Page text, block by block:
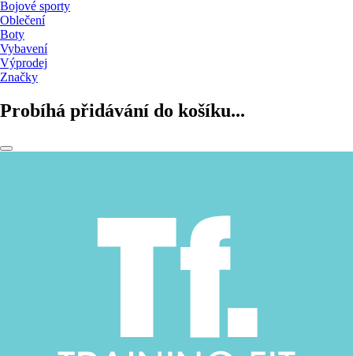
Bojové sporty
Oblečení
Boty
Vybavení
Výprodej
Značky
Probíhá přidávání do košíku...